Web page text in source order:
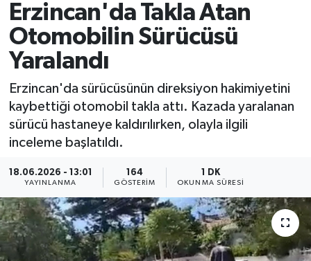
Erzincan'da Takla Atan
Otomobilin Sürücüsü
Yaralandı
Erzincan'da sürücüsünün direksiyon hakimiyetini
kaybettiği otomobil takla attı. Kazada yaralanan
sürücü hastaneye kaldırılırken, olayla ilgili
inceleme başlatıldı.
18.06.2026 - 13:01
YAYINLANMA
164
GÖSTERIM
1 DK
OKUNMA SÜRESI